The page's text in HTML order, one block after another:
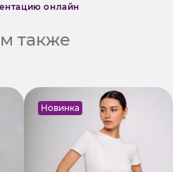
онлайн
также
Новинка